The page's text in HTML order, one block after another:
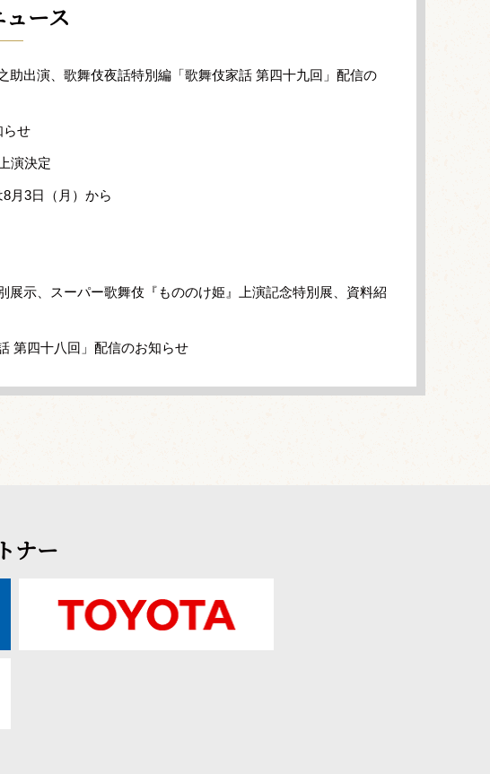
ース
助出演、歌舞伎夜話特別編「歌舞伎家話 第四十九回」配信の
らせ
演決定
月3日（月）から
示、スーパー歌舞伎『もののけ姫』上演記念特別展、資料紹
第四十八回」配信のお知らせ
ナー